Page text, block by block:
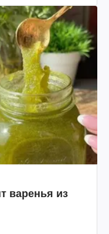
варенья из